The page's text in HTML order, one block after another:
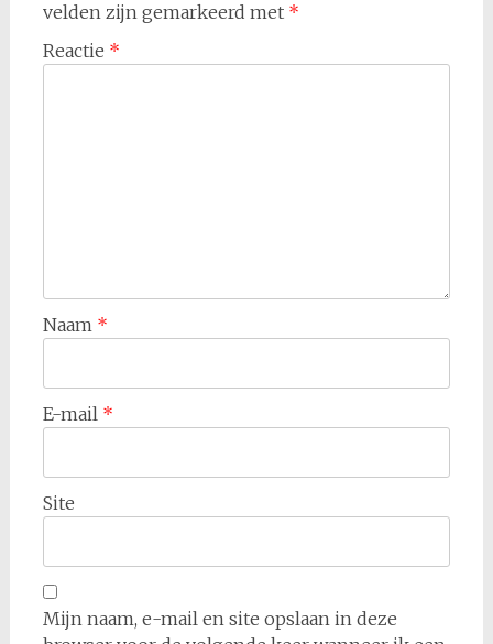
velden zijn gemarkeerd met *
Reactie *
Naam *
E-mail *
Site
Mijn naam, e-mail en site opslaan in deze